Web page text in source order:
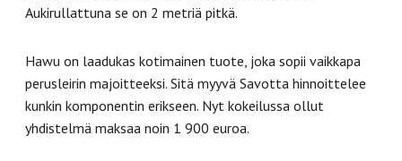
Aukirullattuna se on 2 metriä pitkä.
Hawu on laadukas kotimainen tuote, joka sopii vaikkapa
perusleirin majoitteeksi. Sitä myyvä Savotta hinnoittelee
kunkin komponentin erikseen. Nyt kokeilussa ollut
yhdistelmä maksaa noin 1 900 euroa.